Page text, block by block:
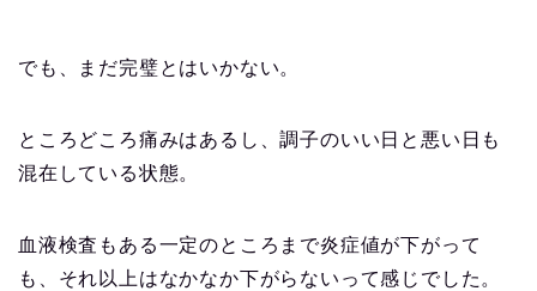
でも、まだ完璧とはいかない。
ところどころ痛みはあるし、調子のいい日と悪い日も
混在している状態。
血液検査もある一定のところまで炎症値が下がって
も、それ以上はなかなか下がらないって感じでした。